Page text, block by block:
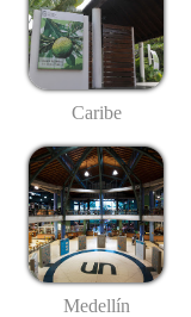
Caribe
Medellín